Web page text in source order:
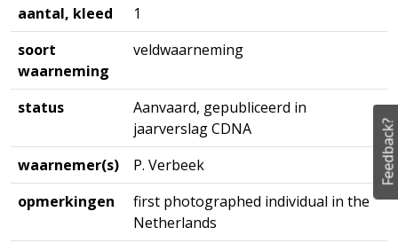
aantal, kleed
1
soort
waarneming
veldwaarneming
status
Aanvaard, gepubliceerd in
jaarverslag CDNA
waarnemer(s)
P. Verbeek
opmerkingen
first photographed individual in the
Netherlands
Feedback?